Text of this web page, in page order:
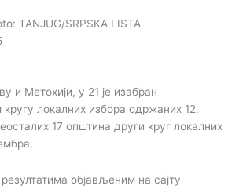
TANJUG/SRPSKA LISTA
и Метохији, у 21 је изабран
локалних избора одржаних 12.
17 општина други круг локалних
објављеним на сајту